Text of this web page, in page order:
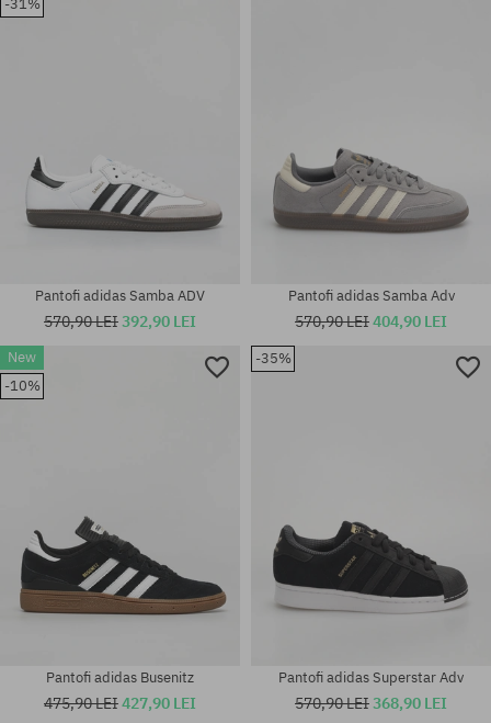
-31%
Mărimi existente:
Pantofi adidas Samba ADV
570,90 LEI392,90 LEI
Pantofi adidas Samba Adv
570,90 LEI404,90 LEI
New
-10%
Pantofi adidas Busenitz
475,90 LEI427,90 LEI
-35%
Pantofi adidas Superstar Adv
570,90 LEI368,90 LEI